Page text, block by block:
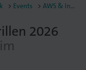
Events AWS & Infoveranstaltungen
2026